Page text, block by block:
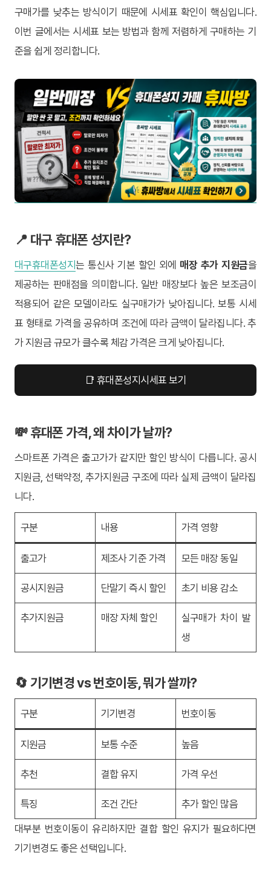
구매가를 낮추는 방식이기 때문에 시세표 확인이 핵심입니다.
이번 글에서는 시세표 보는 방법과 함께 저렴하게 구매하는 기
준을 쉽게 정리합니다.
📍 대구 휴대폰 성지란?
대구휴대폰성지는 통신사 기본 할인 외에 매장 추가 지원금을
제공하는 판매점을 의미합니다. 일반 매장보다 높은 보조금이
적용되어 같은 모델이라도 실구매가가 낮아집니다. 보통 시세
표 형태로 가격을 공유하며 조건에 따라 금액이 달라집니다. 추
가 지원금 규모가 클수록 체감 가격은 크게 낮아집니다.
📑 휴대폰성지시세표 보기
💸 휴대폰 가격, 왜 차이가 날까?
스마트폰 가격은 출고가가 같지만 할인 방식이 다릅니다. 공시
지원금, 선택약정, 추가지원금 구조에 따라 실제 금액이 달라집
니다.
구분 내용 가격 영향
출고가 제조사 기준 가격 모든 매장 동일
공시지원금 단말기 즉시 할인 초기 비용 감소
추가지원금 매장 자체 할인
실구매가 차이 발
생
🔄 기기변경 vs 번호이동, 뭐가 쌀까?
구분 기기변경 번호이동
지원금 보통 수준 높음
추천 결합 유지 가격 우선
특징 조건 간단 추가 할인 많음
대부분 번호이동이 유리하지만 결합 할인 유지가 필요하다면
기기변경도 좋은 선택입니다.